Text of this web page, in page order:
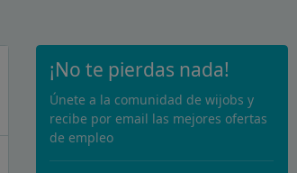
¡No te pierdas nada!
Únete a la comunidad de wijobs y
recibe por email las mejores ofertas
de empleo